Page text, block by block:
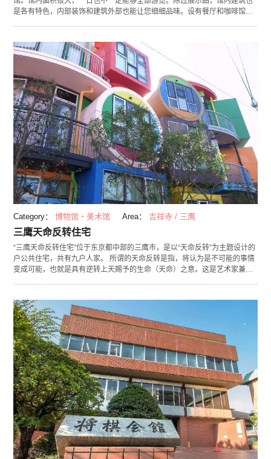
是各有特色，内部装饰和建筑外部也能让您细细品味。设有餐厅和咖啡馆，
Category： 博物馆・美术馆 Area： 吉祥寺 / 三鹰
三鹰天命反转住宅
“三鹰天命反转住宅”位于东京都中部的三鹰市，是以“天命反转”为主题设计的
户公共住宅，共有九户人家。 所谓的天命反转是指，将认为是不可能的事情
变成可能，也就是具有逆转上天赐予的生命（天命）之意。这是艺术家兼建
展览会时可进入参观。另外有几个房间，可通过先前预约住宿。 三鹰天命反
转住宅，无论外观，还是内部装修，都与一般住宅有很大区别。墙壁乍看上
去五颜六色，给人以新奇之感，其实6种以上的颜色映入眼帘，看上去似乎搭
配得还是比较平衡。另外，凹凸不平的地板有点让人觉得不踏实，所以走路
时总是无意识间地去寻找踩上去觉得舒服的地方。 这个地方告诉人们，即使
是认为“做不到”的事，只要建立身体与环境的关联性，可能性也是可以无限
扩大的道理。这里的内部展览常会因学习建筑的学生以及对艺术造诣比较深
的人们的探访而热闹不已。